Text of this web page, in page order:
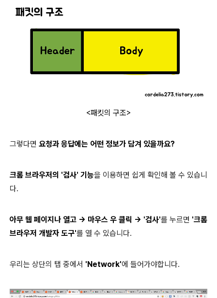
<패킷의 구조>
그렇다면 요청과 응답에는 어떤 정보가 담겨 있을까요?
크롬 브라우저의 '검사' 기능을 이용하면 쉽게 확인해 볼 수 있습니
다.
아무 웹 페이지나 열고 -> 마우스 우 클릭 -> '검사'를 누르면 '크롬
브라우저 개발자 도구'를 열 수 있습니다.
우리는 상단의 탭 중에서 'Network'에 들어가야합니다.